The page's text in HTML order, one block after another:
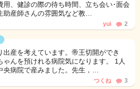
用、健診の際の待ち時間、立ち会い･面会
助産師さんの雰囲気など教…
yui 2
出産を考えています。帝王切開ができ
ゃんを預けれる病院気になります。 1人
央病院で産みました。先生，…
つくね 3